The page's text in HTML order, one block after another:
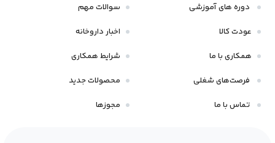
دوره های آموزشی
عودت کالا
همکاری با ما
فرصت‌های شغلی
تماس با ما
سوالات مهم
اخبار داروخانه
شرایط همکاری
محصولات جدید
مجوزها